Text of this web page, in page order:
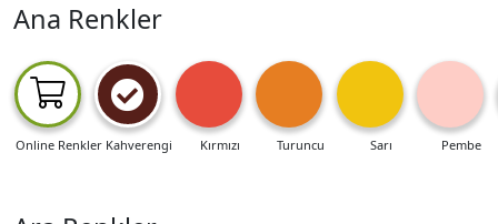
Ana Renkler
Online Renkler Kahverengi Kırmızı Turuncu Sarı Pembe